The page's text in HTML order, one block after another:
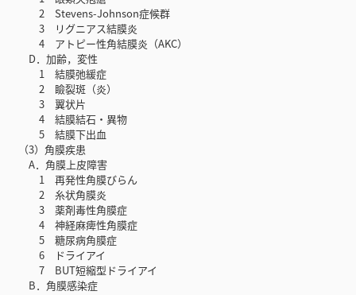
2 Stevens-Johnson症候群
3 リグニアス結膜炎
4 アトピー性角結膜炎（AKC）
D．加齢，変性
1 結膜弛緩症
2 瞼裂斑（炎）
3 翼状片
4 結膜結石・異物
5 結膜下出血
（3）角膜疾患
A．角膜上皮障害
1 再発性角膜びらん
2 糸状角膜炎
3 薬剤毒性角膜症
4 神経麻痺性角膜症
5 糖尿病角膜症
6 ドライアイ
7 BUT短縮型ドライアイ
B．角膜感染症